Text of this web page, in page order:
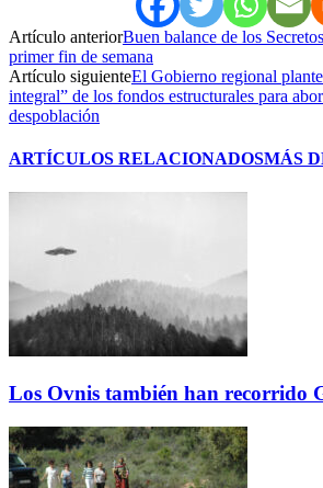
Artículo anteriorBuen balance de los
primer fin de semana
Artículo siguienteEl Gobierno regional
integral” de los fondos estructurales para
despoblación
ARTÍCULOS RELACIONADOSMÁS
Los Ovnis también han recorrido